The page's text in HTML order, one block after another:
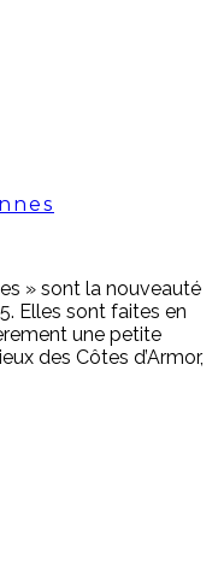
» sont la nouveauté
Elles sont faites en
une petite
des Côtes d’Armor,